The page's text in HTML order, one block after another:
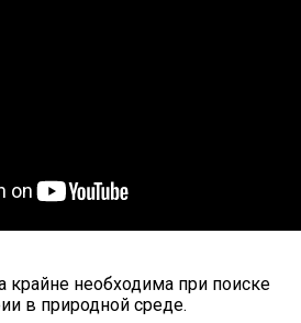
крайне необходима при поиске
в природной среде.